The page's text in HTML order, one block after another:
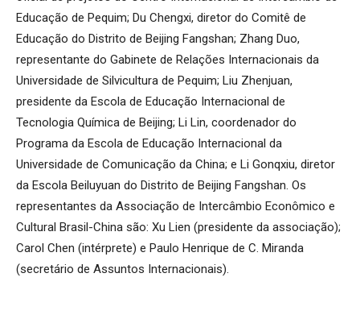
Educação de Pequim; Du Chengxi, diretor do Comitê de
Educação do Distrito de Beijing Fangshan; Zhang Duo,
representante do Gabinete de Relações Internacionais da
Universidade de Silvicultura de Pequim; Liu Zhenjuan,
presidente da Escola de Educação Internacional de
Tecnologia Química de Beijing; Li Lin, coordenador do
Programa da Escola de Educação Internacional da
Universidade de Comunicação da China; e Li Gonqxiu, diretor
da Escola Beiluyuan do Distrito de Beijing Fangshan. Os
representantes da Associação de Intercâmbio Econômico e
Cultural Brasil-China são: Xu Lien (presidente da associação);
Carol Chen (intérprete) e Paulo Henrique de C. Miranda
(secretário de Assuntos Internacionais).